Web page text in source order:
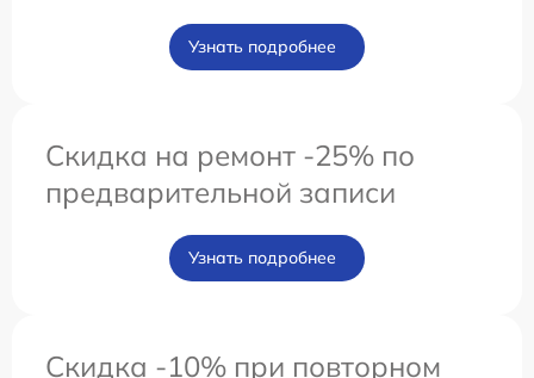
Узнать подробнее
Скидка на ремонт -25% по
предварительной записи
Узнать подробнее
Скидка -10% при повторном